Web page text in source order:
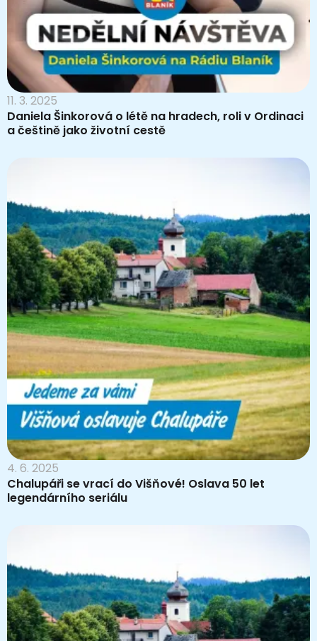
11. 3. 2025
Daniela Šinkorová o létě na hradech, roli v Ordinaci
a češtině jako životní cestě
4. 6. 2025
Chalupáři se vrací do Višňové! Oslava 50 let
legendárního seriálu